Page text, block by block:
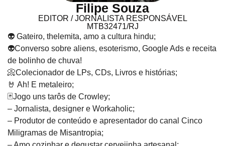
Filipe Souza
EDITOR / JORNALISTA RESPONSÁVEL
MTB32471/RJ
👽 Gateiro, thelemita, amo a cultura hindu;
👽Converso sobre aliens, esoterismo, Google Ads e receita
de bolinho de chuva!
📀Colecionador de LPs, CDs, Livros e histórias;
🤘 Ah! E metaleiro;
🃏Jogo uns tarôs de Crowley;
– Jornalista, designer e Workaholic;
– Produtor de conteúdo e apresentador do canal Cinco
Miligramas de Misantropia;